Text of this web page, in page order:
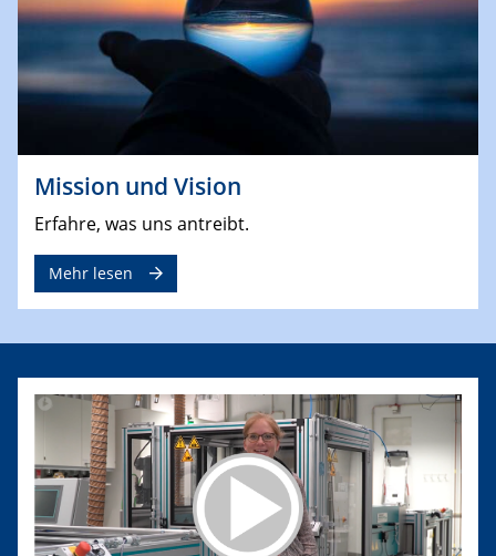
Mission und Vision
Erfahre, was uns antreibt.
Mehr lesen